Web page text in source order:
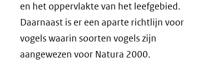
en het oppervlakte van het leefgebied.
Daarnaast is er een aparte richtlijn voor
vogels waarin soorten vogels zijn
aangewezen voor Natura 2000.